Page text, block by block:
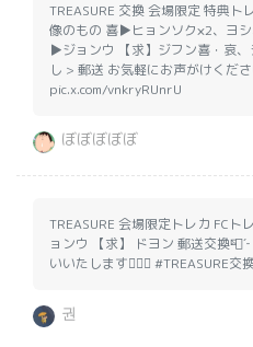
TREASURE 交換 会場限定 特典ト
像のもの 喜▶︎ヒョンソク×2、ヨ
▶︎ジョンウ 【求】ジフン喜・哀
し > 郵送 お気軽にお声がけくだ
pic.x.com/vnkryRUnrU
ぼぼぼぼぼ
TREASURE 会場限定トレカ FC
ョンウ 【求】 ドヨン 郵送交換
いいたします🙇🏻‍♀️ #TREASURE
권